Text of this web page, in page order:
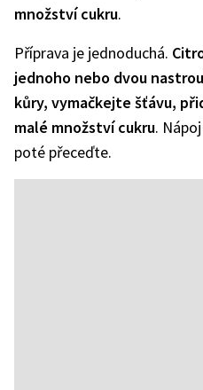
množství cukru.
Příprava je jednoduchá.
jednoho nebo dvou
kůry, vymačkejte šťávu,
malé množství cukru.
poté přeceďte.